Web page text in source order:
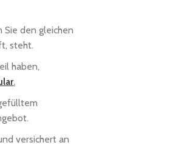
den gleichen
steht.
haben,
.
versichert an